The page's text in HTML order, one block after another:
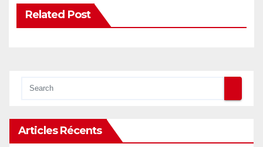
Related Post
Articles Récents